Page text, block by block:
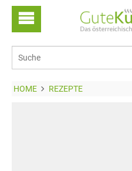
HOME REZEPTE